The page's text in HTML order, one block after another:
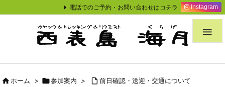

電話でのご予約・お問い合わせはコチラ Instagram
ホーム > 参加案内 >  前日確認・送迎・交通について